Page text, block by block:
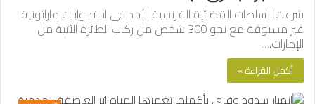
شرعت السلطات القضائية الفرنسية الأحد في استجوابات ماراثونية
غير مسبوقة مع نحو 300 شخص من ركاب الطائرة الآتية من
الإمارات،…
أكمل القراءة »